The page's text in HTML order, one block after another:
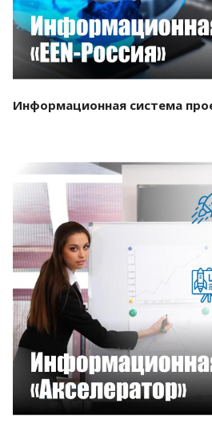
Информационная система
Смотреть